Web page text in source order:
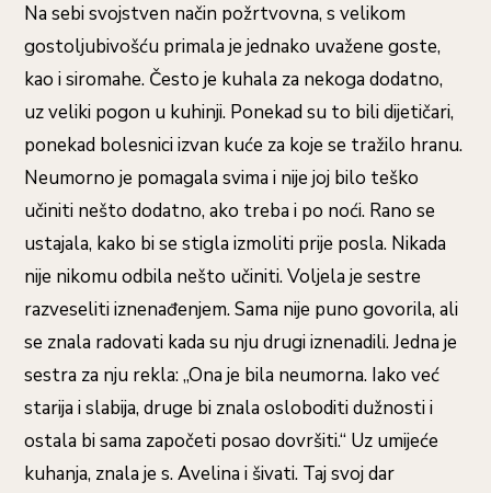
Na sebi svojstven način požrtvovna, s velikom
gostoljubivošću primala je jednako uvažene goste,
kao i siromahe. Često je kuhala za nekoga dodatno,
uz veliki pogon u kuhinji. Ponekad su to bili dijetičari,
ponekad bolesnici izvan kuće za koje se tražilo hranu.
Neumorno je pomagala svima i nije joj bilo teško
učiniti nešto dodatno, ako treba i po noći. Rano se
ustajala, kako bi se stigla izmoliti prije posla. Nikada
nije nikomu odbila nešto učiniti. Voljela je sestre
razveseliti iznenađenjem. Sama nije puno govorila, ali
se znala radovati kada su nju drugi iznenadili. Jedna je
sestra za nju rekla: „Ona je bila neumorna. Iako već
starija i slabija, druge bi znala osloboditi dužnosti i
ostala bi sama započeti posao dovršiti.“ Uz umijeće
kuhanja, znala je s. Avelina i šivati. Taj svoj dar